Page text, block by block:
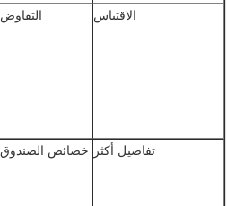
الاقتباس
التفاوض
تفاصيل أكثر
خصائص الصندوق